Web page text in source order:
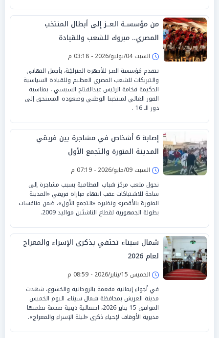
من مؤسسـة العــز إلى أبطال المنتخب
المصري.. مبروك للشعب وللقيادة
السبت 04/يوليو/2026 - 03:18 م
تتقدم مُؤسسة العـز للأجهزة المنزليّـة، بأجمل التهاني
والتبريكات للشعب المصري العظيم وللقيادة السياسية
الحكيمة فخامة الرئيس عبدالفتاح السيسي ، بمناسبة
الفوز الغالي لمنتخبنا الوطني وصعوده المستحق إلى
دور الـ 16 .
إصابة 6 أشخاص في مشاجرة بين فريقي
المدينة المنورة والتجمع الأول
السبت 09/مايو/2026 - 07:19 م
تحول ملعب مركز شباب القطامية بسبب مشاجرة إلى
ساحة للاشتباكات عقب انتهاء مباراة فريقي «المدينة
المنورة بالأقصر» ونظيره «التجمع الأول»، ضمن منافسات
بطولة الجمهورية لقطاع الناشئين مواليد 2009.
شمال سيناء تحتفي بذكرى الإسراء والمعراج
لعام 2026
الخميس 15/يناير/2026 - 08:59 م
في أجواء إيمانية مفعمة بالروحانية والخشوع، شهدت
مدينة العريش بمحافظة شمال سيناء، اليوم الخميس
الموافق 15 يناير 2026، احتفالية دينية ضخمة نظمتها
مديرية الأوقاف لإحياء ذكرى «ليلة الإسراء والمعراج».